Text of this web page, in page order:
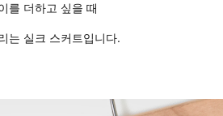
를 더하고 싶을 때
는 실크 스커트입니다.